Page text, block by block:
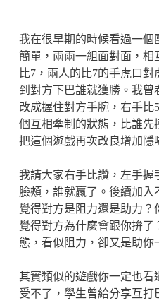
我在很早期的時候看過一個
簡單，兩兩一組面對面，
比7，兩人的比7的手虎口
到對方下巴誰就獲勝。我曾
改成握住對方手腕，右手
個互相牽制的狀態，比誰
把這個遊戲再次改良增加隱
我請大家右手比讚，左手握
臉頰，誰就贏了。後續加
覺得對方是阻力還是助力
覺得對方為什麼會跟你拚
態，看似阻力，卻又是助你
其實類似的遊戲你一定也
受不了，學生曾給分享互打